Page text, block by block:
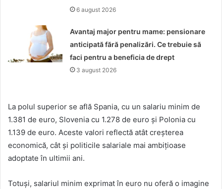
6 august 2026
Avantaj major pentru mame: pensionare
anticipată fără penalizări. Ce trebuie să
faci pentru a beneficia de drept
3 august 2026
La polul superior se află Spania, cu un salariu minim de
1.381 de euro, Slovenia cu 1.278 de euro și Polonia cu
1.139 de euro. Aceste valori reflectă atât creșterea
economică, cât și politicile salariale mai ambițioase
adoptate în ultimii ani.
Totuși, salariul minim exprimat în euro nu oferă o imagine